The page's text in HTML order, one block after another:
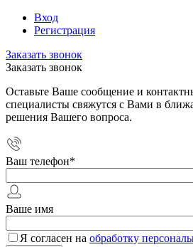
Вход
Регистрация
Заказать звонок
Заказать звонок
Оставьте Ваше сообщение и
специалисты свяжутся с Вами в
решения Вашего вопроса.
Ваш телефон*
Ваше имя
Я согласен на обработку